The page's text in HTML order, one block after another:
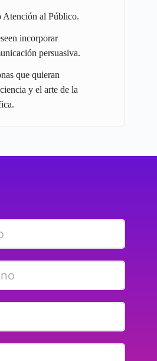
Atención al Público.
incorporar
persuasiva.
que quieran
y el arte de la